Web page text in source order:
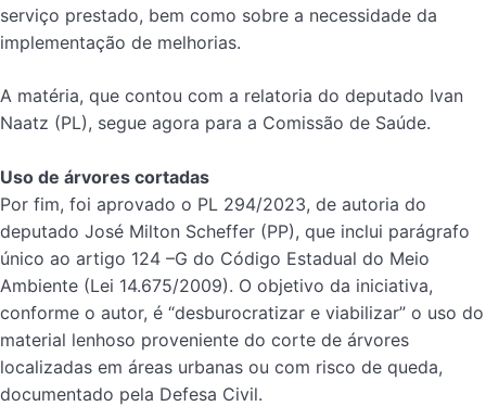
serviço prestado, bem como sobre a necessidade da
implementação de melhorias.
A matéria, que contou com a relatoria do deputado Ivan
Naatz (PL), segue agora para a Comissão de Saúde.
Uso de árvores cortadas
Por fim, foi aprovado o PL 294/2023, de autoria do
deputado José Milton Scheffer (PP), que inclui parágrafo
único ao artigo 124 –G do Código Estadual do Meio
Ambiente (Lei 14.675/2009). O objetivo da iniciativa,
conforme o autor, é “desburocratizar e viabilizar” o uso do
material lenhoso proveniente do corte de árvores
localizadas em áreas urbanas ou com risco de queda,
documentado pela Defesa Civil.